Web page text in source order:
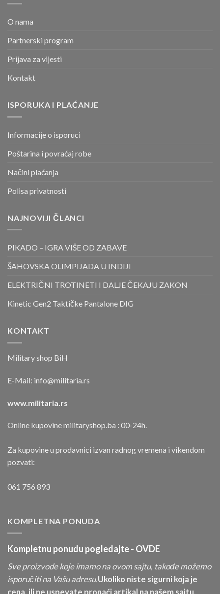
O nama
Partnerski program
Prijava za vijesti
Kontakt
ISPORUKA I PLAĆANJE
Informacije o isporuci
Poštarina i povraćaj robe
Načini plaćanja
Polisa privatnosti
NAJNOVIJI ČLANCI
PIKADO – IGRA VIŠE OD ZABAVE
ŠAHOVSKA OLIMPIJADA U INDIJI
ELEKTRIČNI TROTINETI I DALJE ČEKAJU ZAKON
Kinetic Gen2 Taktičke Pantalone DIG
KONTAKT
Military shop BiH
E-Mail: info@militaria.rs
www.militaria.rs
Online kupovine militaryshop.ba : 00-24h.
Za kupovine u prodavnici izvan radnog vremena i vikendom
pozvati:
061 756 893
KOMPLETNA PONUDA
Kompletnu ponudu pogledajte - OVDE
Sve proizvode koje imamo na ovom sajtu, takođe možemo
isporučiti na Vašu adresu.Ukoliko niste sigurni koja je
cena, ili ne uspevate pronaći artikal na našem sajtu,